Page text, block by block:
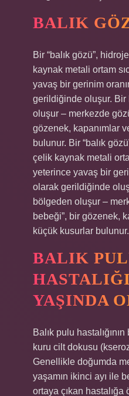
BALIK
Bir “balık gözü”,
kaynak metali ortam
yavaş bir gerinim
gerildiğinde oluşur. Bir
oluşur – merkezde
gözenek, kapanımlar
bulunur. Bir “balık
çelik kaynak metali
yeterince yavaş bir
olarak gerildiğinde
bölgeden oluşur –
bebeği”, bir gözenek,
küçük kusurlar bulunur.
BALIK
YAŞINDA
Balık pulu
kuru cilt dokusu
Genellikle doğumda
yaşamın ikinci ayı ile
ortaya çıkan hastalığa